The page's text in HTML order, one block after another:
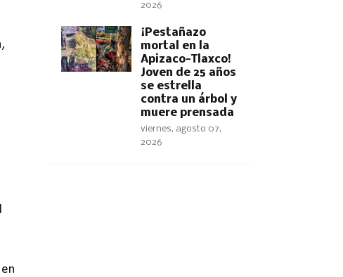
2026
¡Pestañazo
mortal en la
Apizaco-Tlaxco!
Joven de 25 años
se estrella
contra un árbol y
muere prensada
viernes, agosto 07,
2026